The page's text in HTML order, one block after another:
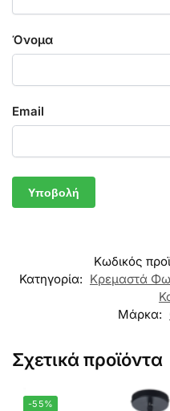
Όνομα
Email
Κωδικός
Κατηγορία: Κρεμαστά
Μάρκα:
Σχετικά προϊόντα
-55%